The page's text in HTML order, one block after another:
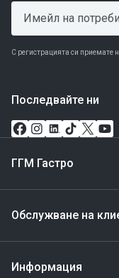
С регистрацията си приемате
Последвайте ни
ГГМ Гастро
Обслужване на
Информация